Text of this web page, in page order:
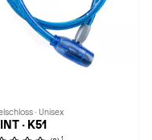
· Unisex
· K51
1